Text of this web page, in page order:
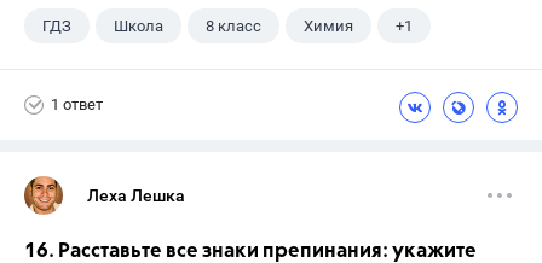
ГДЗ Школа 8 класс Химия +1
1 ответ
Леха Лешка
16. Расставьте все знаки препинания: укажите